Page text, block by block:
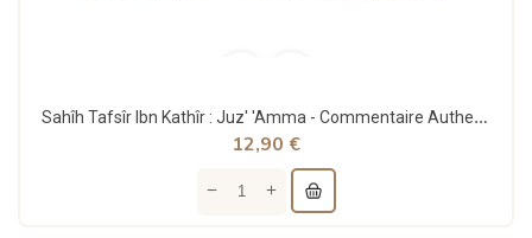
Sahîh Tafsîr Ibn Kathîr : Juz' 'Amma - Commentaire Authentique de Chapitre 'Amma avec Al-Fâtiha...
12,90 €